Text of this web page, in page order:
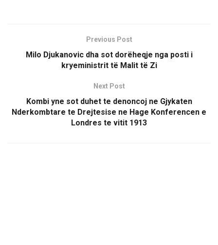
Previous Post
Milo Djukanovic dha sot dorëheqje nga posti i
kryeministrit të Malit të Zi
Next Post
Kombi yne sot duhet te denoncoj ne Gjykaten
Nderkombtare te Drejtesise ne Hage Konferencen e
Londres te vitit 1913